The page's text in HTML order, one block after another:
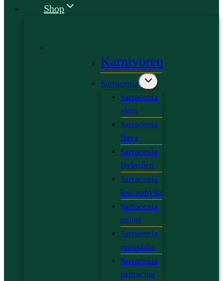
Shop
Karnivoren
Sarracenia
Sarracenia
alata
Sarracenia
flava
Sarracenia
Hybriden
Sarracenia
leucophylla
Sarracenia
minor
Sarracenia
oreophila
Sarracenia
psittacina